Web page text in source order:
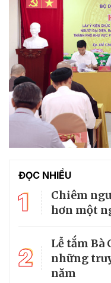
ĐỌC NHIỀU
1
Chiêm
hơn một
2
Lễ tắm Bà
những
năm